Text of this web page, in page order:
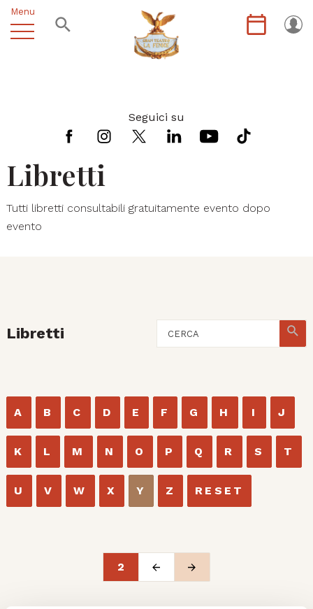
Menu
Seguici su
Libretti
Tutti libretti consultabili gratuitamente evento dopo
evento
Libretti
A B C D E F G H I J
K L M N O P Q R S T
U V W X Y Z RESET
2